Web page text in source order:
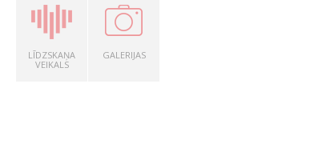
LĪDZSKAŅA
VEIKALS
GALERIJAS